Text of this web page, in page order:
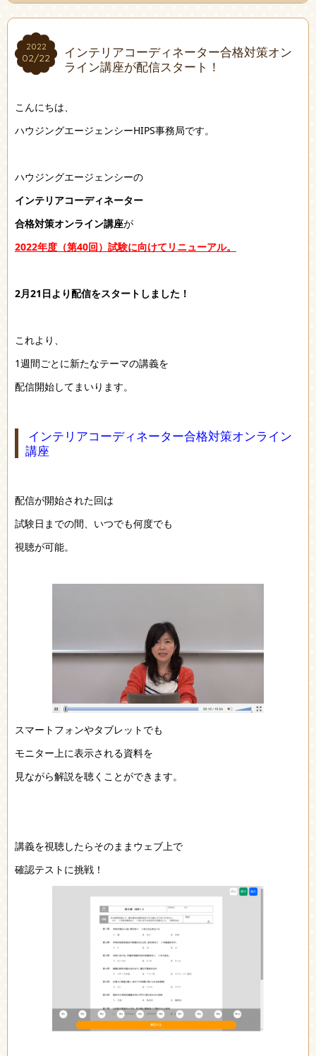
2022
02/22
2022
02/22
インテリアコーディネーター合格対策オン
ライン講座が配信スタート！
こんにちは、
ハウジングエージェンシーHIPS事務局です。
ハウジングエージェンシーの
インテリアコーディネーター
合格対策オンライン講座が
2022年度（第40回）試験に向けてリニューアル。
2月21日より配信をスタートしました！
これより、
1週間ごとに新たなテーマの講義を
配信開始してまいります。
インテリアコーディネーター合格対策オンライン
講座
配信が開始された回は
試験日までの間、いつでも何度でも
視聴が可能。
スマートフォンやタブレットでも
モニター上に表示される資料を
見ながら解説を聴くことができます。
講義を視聴したらそのままウェブ上で
確認テストに挑戦！